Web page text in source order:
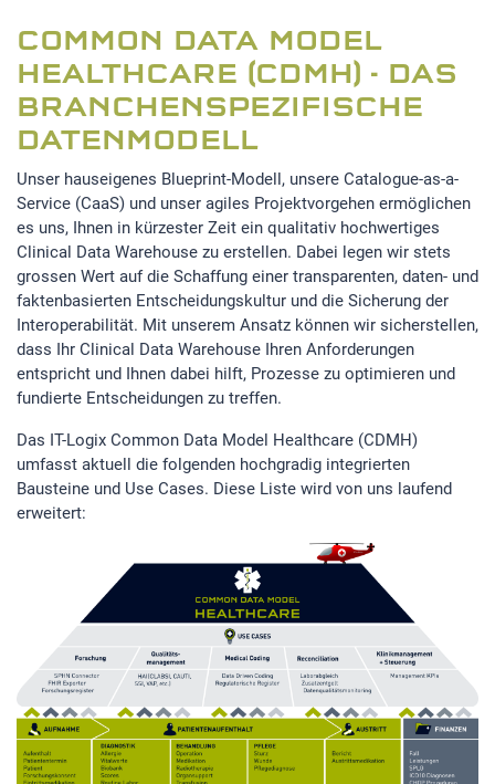
COMMON DATA MODEL
HEALTHCARE (CDMH) - DAS
BRANCHENSPEZIFISCHE
DATENMODELL
Unser hauseigenes Blueprint-Modell, unsere Catalogue-as-a-
Service (CaaS) und unser agiles Projektvorgehen ermöglichen
es uns, Ihnen in kürzester Zeit ein qualitativ hochwertiges
Clinical Data Warehouse zu erstellen. Dabei legen wir stets
grossen Wert auf die Schaffung einer transparenten, daten- und
faktenbasierten Entscheidungskultur und die Sicherung der
Interoperabilität. Mit unserem Ansatz können wir sicherstellen,
dass Ihr Clinical Data Warehouse Ihren Anforderungen
entspricht und Ihnen dabei hilft, Prozesse zu optimieren und
fundierte Entscheidungen zu treffen.
Das IT-Logix Common Data Model Healthcare (CDMH)
umfasst aktuell die folgenden hochgradig integrierten
Bausteine und Use Cases. Diese Liste wird von uns laufend
erweitert: